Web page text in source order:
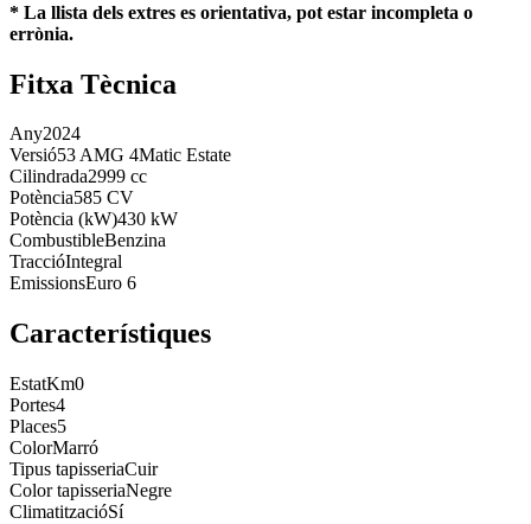
* La llista dels extres es orientativa, pot estar incompleta o
errònia.
Fitxa Tècnica
Any2024
Versió53 AMG 4Matic Estate
Cilindrada2999 cc
Potència585 CV
Potència (kW)430 kW
CombustibleBenzina
TraccióIntegral
EmissionsEuro 6
Característiques
EstatKm0
Portes4
Places5
ColorMarró
Tipus tapisseriaCuir
Color tapisseriaNegre
ClimatitzacióSí